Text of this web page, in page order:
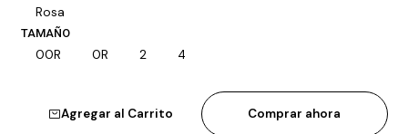
Rosa
TAMAÑO
00R 0R 2 4
Agregar al Carrito Comprar ahora